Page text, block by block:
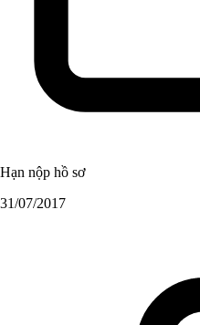
Hạn nộp hồ sơ
31/07/2017